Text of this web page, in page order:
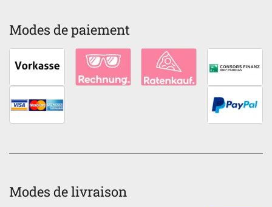
Modes de paiement
Modes de livraison